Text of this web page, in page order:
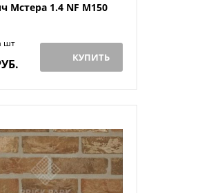
Мстера 1.4 NF М150
шт
КУПИТЬ